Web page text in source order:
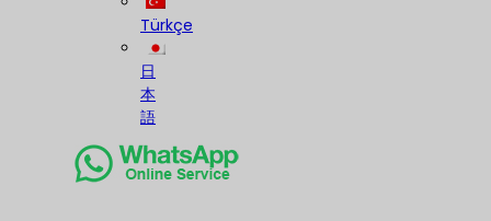
Türkçe
日
本
語